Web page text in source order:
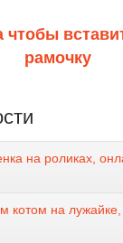
рамочку
на роликах,
котом на